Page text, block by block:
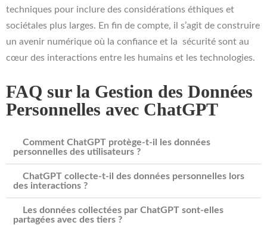
techniques pour inclure des considérations éthiques et
sociétales plus larges. En fin de compte, il s’agit de construire
un avenir numérique où la confiance et la sécurité sont au
cœur des interactions entre les humains et les technologies.
FAQ sur la Gestion des Données
Personnelles avec ChatGPT
Comment ChatGPT protège-t-il les données
personnelles des utilisateurs ?
ChatGPT collecte-t-il des données personnelles lors
des interactions ?
Les données collectées par ChatGPT sont-elles
partagées avec des tiers ?